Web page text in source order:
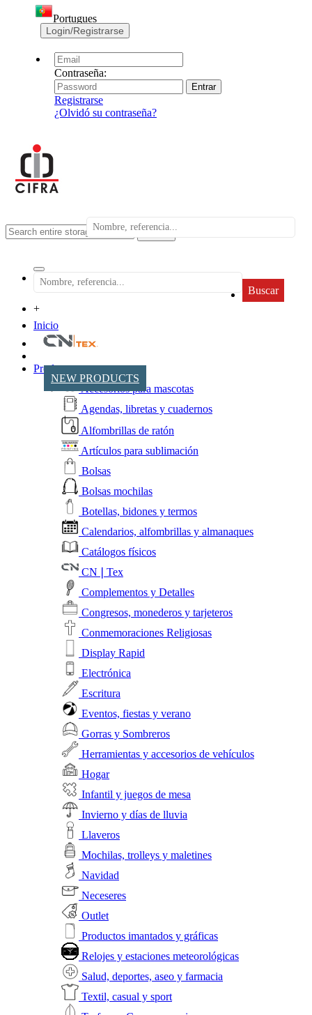
Portugues
Login/Registrarse
Contraseña:
Registrarse
¿Olvidó su contraseña?
search
Buscar
+
Inicio
NEW PRODUCTS
Productos
Accesorios para mascotas
Agendas, libretas y cuadernos
Alfombrillas de ratón
Artículos para sublimación
Bolsas
Bolsas mochilas
Botellas, bidones y termos
Calendarios, alfombrillas y almanaques
Catálogos físicos
CN❘Tex
Complementos y Detalles
Congresos, monederos y tarjeteros
Conmemoraciones Religiosas
Display Rapid
Electrónica
Escritura
Eventos, fiestas y verano
Gorras y Sombreros
Herramientas y accesorios de vehículos
Hogar
Infantil y juegos de mesa
Invierno y días de lluvia
Llaveros
Mochilas, trolleys y maletines
Navidad
Neceseres
Outlet
Productos imantados y gráficas
Relojes y estaciones meteorológicas
Salud, deportes, aseo y farmacia
Textil, casual y sport